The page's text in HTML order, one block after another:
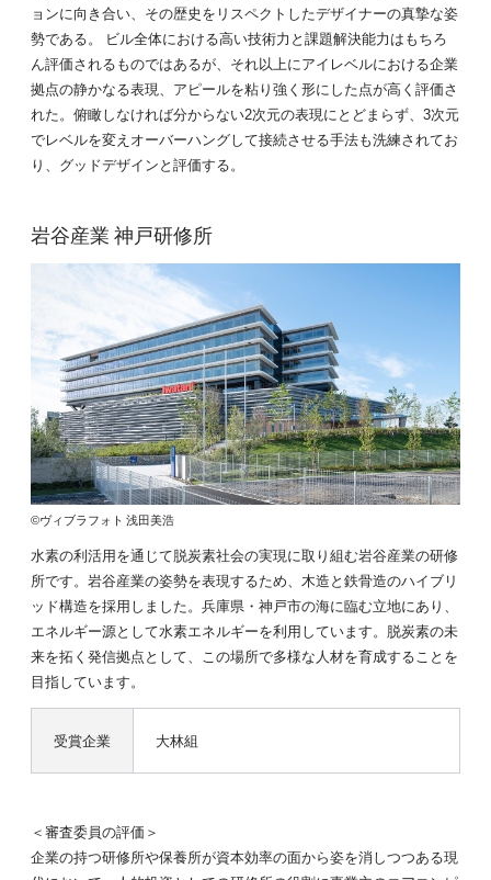
ョンに向き合い、その歴史をリスペクトしたデザイナーの真摯な姿
勢である。 ビル全体における高い技術力と課題解決能力はもちろ
ん評価されるものではあるが、それ以上にアイレベルにおける企業
拠点の静かなる表現、アピールを粘り強く形にした点が高く評価さ
れた。俯瞰しなければ分からない2次元の表現にとどまらず、3次元
でレベルを変えオーバーハングして接続させる手法も洗練されてお
り、グッドデザインと評価する。
岩谷産業 神戸研修所
©ヴィブラフォト 浅田美浩
水素の利活用を通じて脱炭素社会の実現に取り組む岩谷産業の研修
所です。岩谷産業の姿勢を表現するため、木造と鉄骨造のハイブリ
ッド構造を採用しました。兵庫県・神戸市の海に臨む立地にあり、
エネルギー源として水素エネルギーを利用しています。脱炭素の未
来を拓く発信拠点として、この場所で多様な人材を育成することを
目指しています。
受賞企業 大林組
＜審査委員の評価＞
企業の持つ研修所や保養所が資本効率の面から姿を消しつつある現